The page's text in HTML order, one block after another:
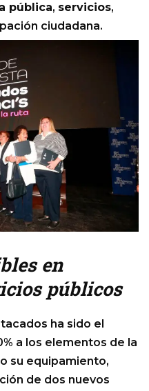
pública, servicios,
ciudadana.
en
públicos
ha sido el
a los elementos de la
su equipamiento,
de dos nuevos